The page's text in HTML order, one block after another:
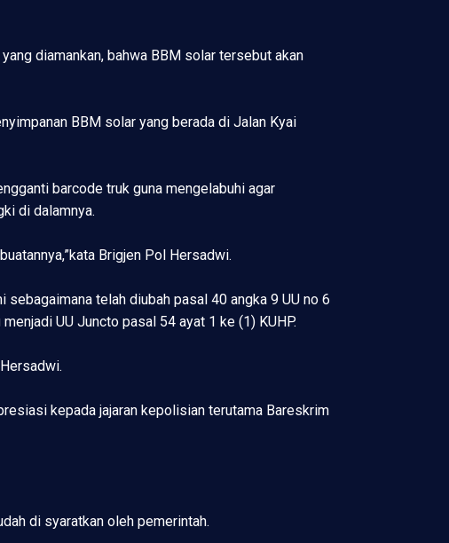
diamankan, bahwa BBM solar tersebut akan
BBM solar yang berada di Jalan Kyai
barcode truk guna mengelabuhi agar
di dalamnya.
Brigjen Pol Hersadwi.
telah diubah pasal 40 angka 9 UU no 6
UU Juncto pasal 54 ayat 1 ke (1) KUHP.
kepada jajaran kepolisian terutama Bareskrim
di syaratkan oleh pemerintah.